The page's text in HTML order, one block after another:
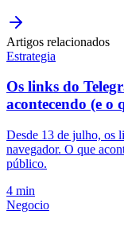
Artigos relacionados
Estrategia
Os links do
acontecendo (e o
Desde 13 de julho, os
navegador. O que
público.
4 min
Negocio